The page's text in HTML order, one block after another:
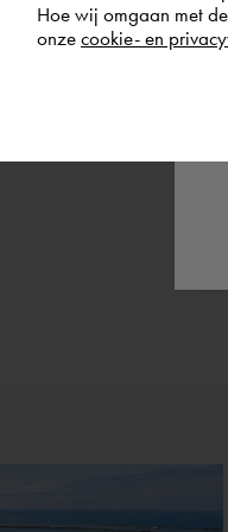
Hoe wij omgaan met
onze cookie- en